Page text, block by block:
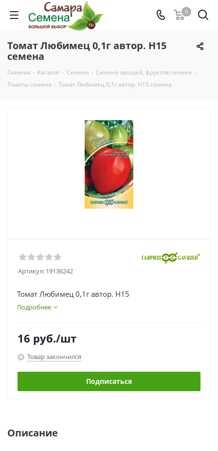
0
Томат Любимец 0,1г автор. Н15
семена
Главная - Каталог - Семена - Семена овощей, фруктов семена -
Томаты семена - Томат Любимец 0,1г автор. Н15 семена
Артикул: 19136242
Томат Любимец 0,1г автор. Н15
Подробнее
16 руб./шт
Товар закончился
Подписаться
Описание